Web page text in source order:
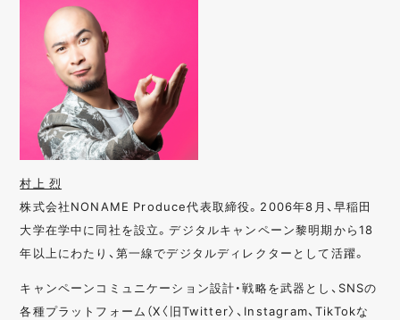
村上 烈
株式会社NONAME Produce代表取締役。2006年8月、早稲田
大学在学中に同社を設立。デジタルキャンペーン黎明期から18
年以上にわたり、第一線でデジタルディレクターとして活躍。
キャンペーンコミュニケーション設計・戦略を武器とし、SNSの
各種プラットフォーム（X〈旧Twitter〉、Instagram、TikTokな